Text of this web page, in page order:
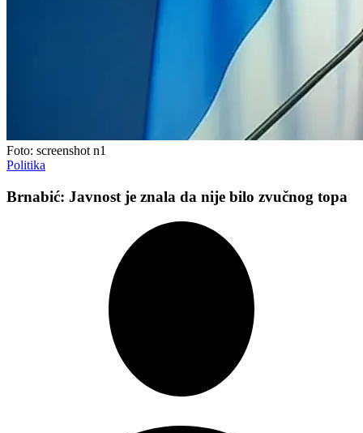
Foto: screenshot n1
Politika
Brnabić: Javnost je znala da nije bilo zvučnog topa